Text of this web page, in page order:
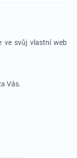
ve svůj vlastní web
Vás.